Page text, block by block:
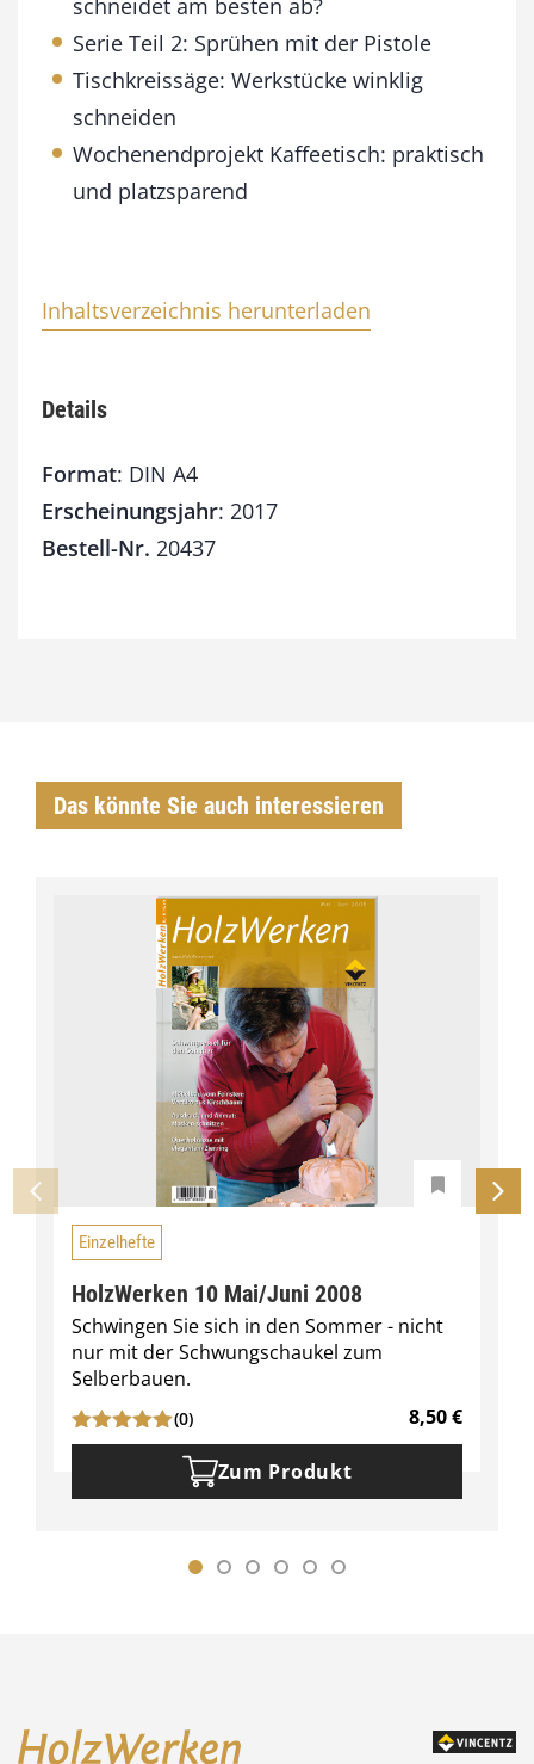
schneidet am besten ab?
Serie Teil 2: Sprühen mit der Pistole
Tischkreissäge: Werkstücke winklig
schneiden
Wochenendprojekt Kaffeetisch: praktisch
und platzsparend
Inhaltsverzeichnis herunterladen
Details
Format: DIN A4
Erscheinungsjahr: 2017
Bestell-Nr. 20437
Das könnte Sie auch interessieren
Einzelhefte
HolzWerken 10 Mai/Juni 2008
Schwingen Sie sich in den Sommer - nicht
nur mit der Schwungschaukel zum
Selberbauen.
(0) 8,50€
Zum Produkt